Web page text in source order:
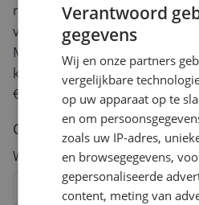
review. Afhankelijk van de
van een review gemiddeld
Met jouw mening help je
keuze te maken én maak je
€250,-!
Klik hier voor de
Cijfer
Welk cijfer geef jij dit product?
4
2
Verantwoord
gegevens
Wij en onze partners
vergelijkbare
op uw apparaat op te
en om
zoals uw IP-adres,
en browsegegevens,
gepersonaliseerde
content, meting van